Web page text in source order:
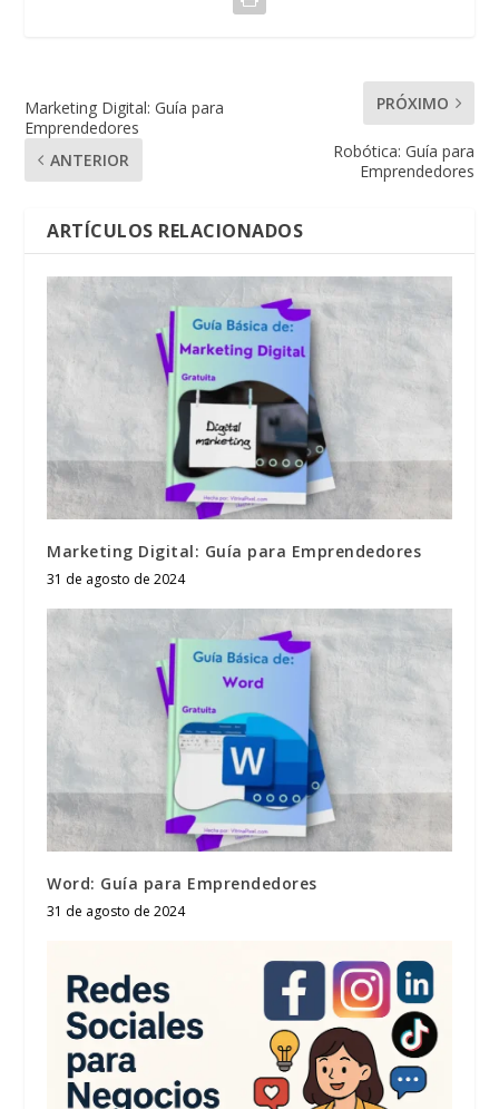
Marketing Digital: Guía para
Emprendedores
ANTERIOR
PRÓXIMO
Robótica: Guía para
Emprendedores
ARTÍCULOS RELACIONADOS
Marketing Digital: Guía para Emprendedores
31 de agosto de 2024
Word: Guía para Emprendedores
31 de agosto de 2024